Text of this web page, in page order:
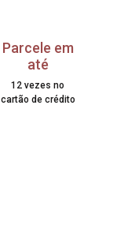
Parcele em
até
12 vezes no
cartão de crédito